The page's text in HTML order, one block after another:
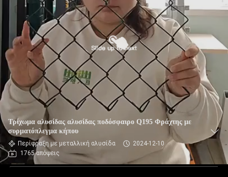
Τρίχωμα αλυσίδας αλυσίδας ποδόσφαιρο Q195 Φράχτης με
συρματόπλεγμα κήπου
Περίφραξη με μεταλλική αλυσίδα
2024-12-10
1765 απόψεις